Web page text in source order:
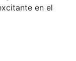
en el